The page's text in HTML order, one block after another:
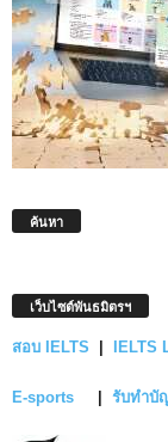
ค้นหา
เว็บไซต์พันธมิตรฯ
สอบ IELTS | IELTS
E-sports | รับทำบั